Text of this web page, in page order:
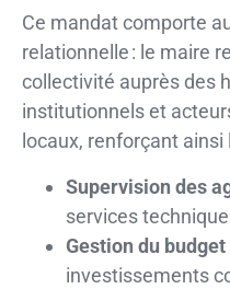
Ce mandat comporte
relationnelle : le maire
collectivité auprès des
institutionnels et
locaux, renforçant
Supervision des
services
Gestion du
investissements